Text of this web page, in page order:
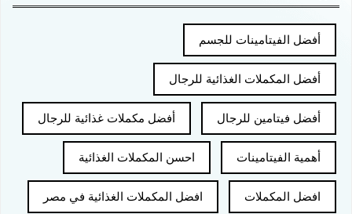
أفضل الفيتامينات للجسم
أفضل المكملات الغذائية للرجال
أفضل فيتامين للرجال أفضل مكملات غذائية للرجال
أهمية الفيتامينات احسن المكملات الغذائية
افضل المكملات افضل المكملات الغذائية في مصر